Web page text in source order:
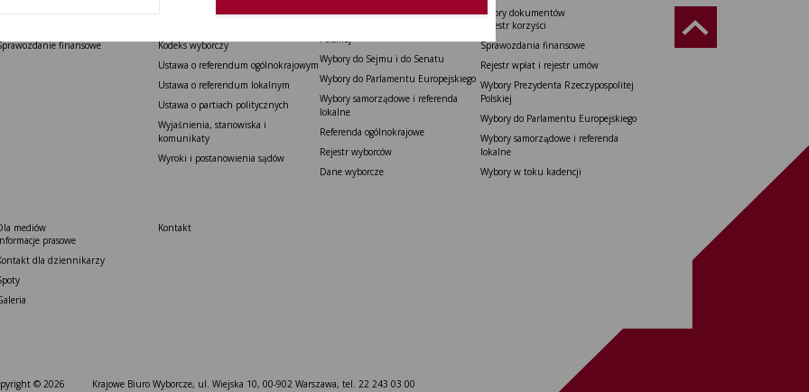
finansowe
Prawo wyborcze
Kodeks wyborczy
Ustawa o referendum ogólnokrajowym
Ustawa o referendum lokalnym
Ustawa o partiach politycznych
Wyjaśnienia, stanowiska i
komunikaty
Wyroki i postanowienia sądów
Wybory i referenda
Polskiej
Wybory do Sejmu i do Senatu
Wybory do Parlamentu Europejskiego
Wybory samorządowe i referenda
lokalne
Referenda ogólnokrajowe
Rejestr wyborców
Dane wyborcze
Wzory dokumentów
Rejestr korzyści
Sprawozdania finansowe
Rejestr wpłat i rejestr umów
Wybory Prezydenta Rzeczypospolitej
Polskiej
Wybory do Parlamentu Europejskiego
Wybory samorządowe i referenda
lokalne
Wybory w toku kadencji
mediów
prasowe
dla dziennikarzy
Kontakt
© 2026 Krajowe Biuro Wyborcze, ul. Wiejska 10, 00-902 Warszawa, tel. 22 243 03 00